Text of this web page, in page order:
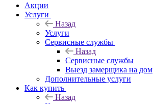
Акции
Услуги
Назад
Услуги
Сервисные службы
Назад
Сервисные службы
Выезд замерщика на дом
Дополнительные услуги
Как купить
Назад